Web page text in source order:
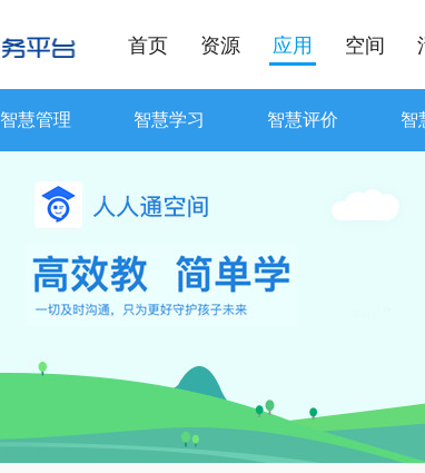
首页 资源 应用 空间
智慧管理 智慧学习 智慧评价 智